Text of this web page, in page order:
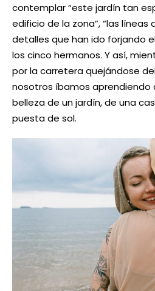
contemplar “este jardín tan
edificio de la zona”, “las líneas
detalles que han ido forjando
los cinco hermanos. Y así,
por la carretera quejándose
nosotros íbamos aprendiendo
belleza de un jardín, de una
puesta de sol.